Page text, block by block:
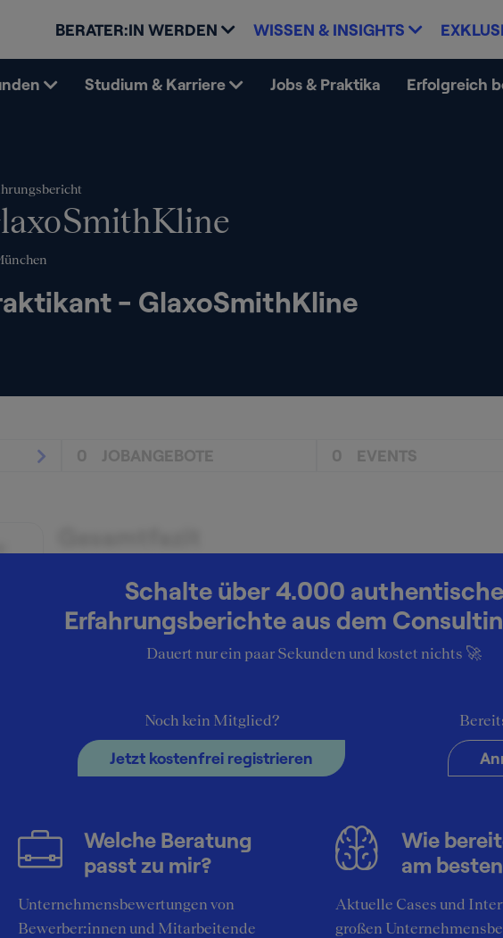
BERATER:IN WERDEN WISSEN & INSIGHTS
Studium & Karriere Jobs & Praktika Erfolgreich
- GlaxoSmithKline
0 JOBANGEBOTE 0 EVENTS
Schalte über 4.000 authentische
Erfahrungsberichte aus dem
Dauert nur ein paar Sekunden und kostet nichts 🚀
Noch kein Mitglied?
Jetzt kostenfrei registrieren
Welche Beratung
passt zu mir?
Unternehmensbewertungen von
Bewerber:innen und Mitarbeitende
Wie
am
Aktuelle Cases und
großen